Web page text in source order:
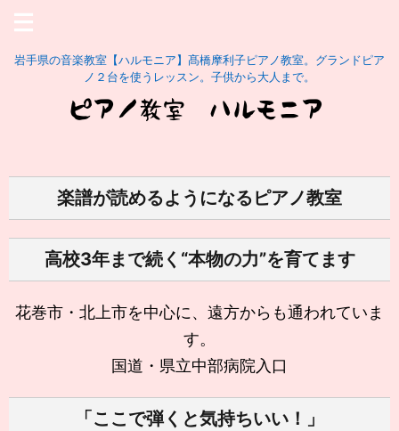
岩手県の音楽教室【ハルモニア】髙橋摩利子ピアノ教室。グランドピア
ノ２台を使うレッスン。子供から大人まで。
楽譜が読めるようになるピアノ教室
高校3年まで続く“本物の力”を育てます
花巻市・北上市を中心に、遠方からも通われていま
す。
国道・県立中部病院入口
「ここで弾くと気持ちいい！」